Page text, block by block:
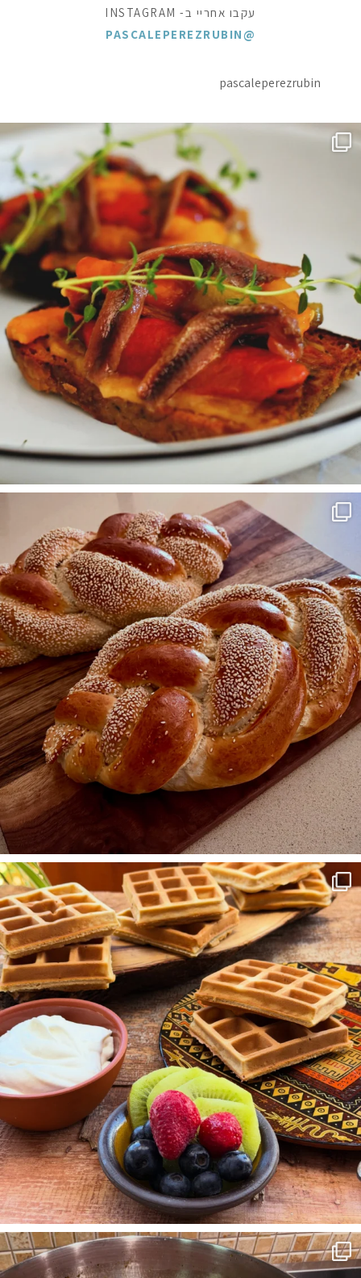
עקבו אחריי ב- INSTAGRAM
@PASCALEPEREZRUBIN
pascaleperezrubin